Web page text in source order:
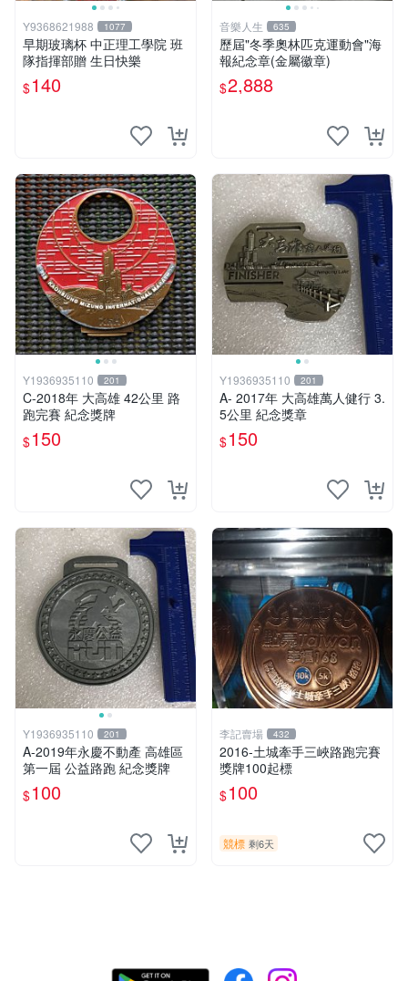
Y9368621988 1077
早期玻璃杯 中正理工學院 班
隊指揮部贈 生日快樂
$140
音樂人生 635
歷屆"冬季奧林匹克運動會"海
報紀念章(金屬徽章)
$2,888
Y1936935110 201
C-2018年 大高雄 42公里 路
跑完賽 紀念獎牌
$150
Y1936935110 201
A- 2017年 大高雄萬人健行 3.
5公里 紀念獎章
$150
Y1936935110 201
A-2019年永慶不動產 高雄區
第一屆 公益路跑 紀念獎牌
$100
李記賣場 432
2016-土城牽手三峽路跑完賽
獎牌100起標
$100
競標 剩6天